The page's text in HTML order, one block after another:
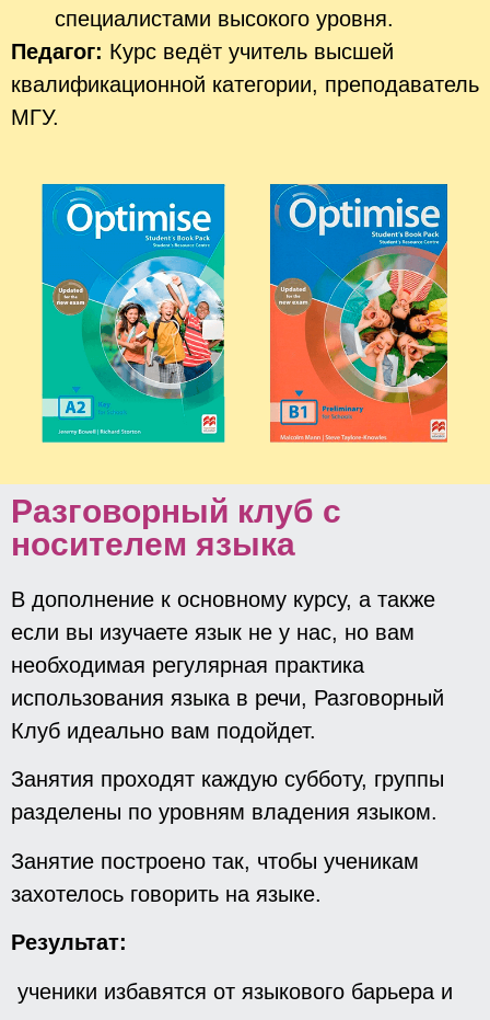
специалистами высокого уровня.
Педагог: Курс ведёт учитель высшей
квалификационной категории, преподаватель
МГУ.
Разговорный клуб с
носителем языка
В дополнение к основному курсу, а также
если вы изучаете язык не у нас, но вам
необходимая регулярная практика
использования языка в речи, Разговорный
Клуб идеально вам подойдет.
Занятия проходят каждую субботу, группы
разделены по уровням владения языком.
Занятие построено так, чтобы ученикам
захотелось говорить на языке.
Результат:
ученики избавятся от языкового барьера и